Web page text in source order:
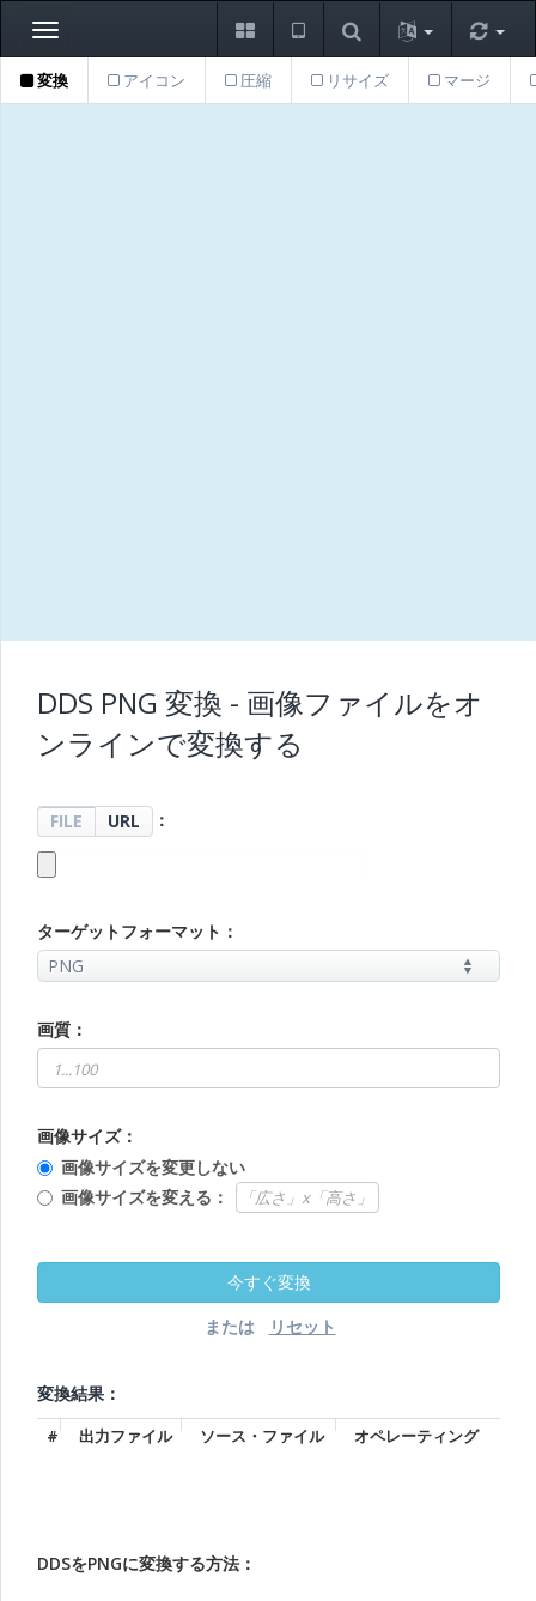
Toggle
navigation
変換 アイコン 圧縮 リサイズ マージ
DDS PNG 変換 - 画像ファイルをオ
ンラインで変換する
FILE URL ：
ターゲットフォーマット：
画質：
画像サイズ：
画像サイズを変更しない
画像サイズを変える：
または
変換結果：
# 出力ファイル ソース・ファイル オペレーティング
DDSをPNGに変換する方法：